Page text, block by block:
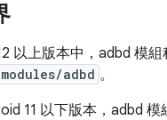
以上版本中，adbd 模組
adbd 。
11 以下版本，adbd 模